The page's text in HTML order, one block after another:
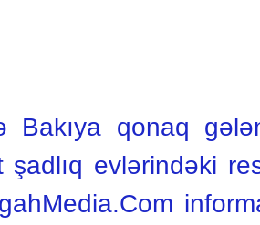
qonaq
evlərindəki